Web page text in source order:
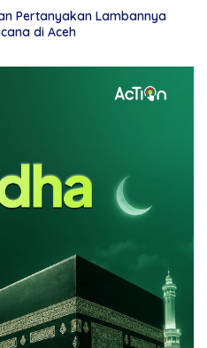
Pertanyakan Lambannya
di Aceh